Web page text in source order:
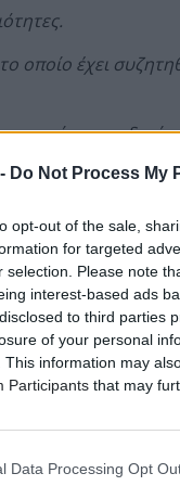
Do Not Process My
opt-out of the sale,
for targeted
selection. Please note
interest-based ads
to third parties
of your personal
This information may
Participants that may
Data Processing Opt
οποίο έχει
κάποιες
– πιστεύουμε
πράγματα
.
πολίτες –
υπάρχουν
και
ακολουθήσουν
δεν έχω καμία
Πρέπει να δούμε